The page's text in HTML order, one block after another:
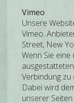
Vimeo
Unsere
Vimeo.
Street, New
Wenn Sie eine
Verbindung zu
Dabei wird
unserer